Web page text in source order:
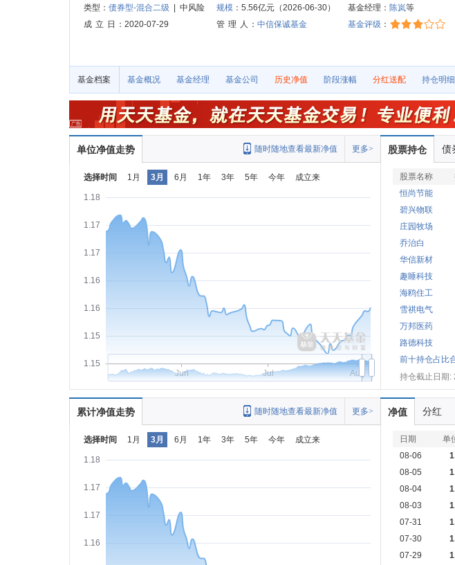
类型： 债券型-混合二级 | 中风险 规模：5.56亿元（2026-06-30） 基金经理： 陈岚等
成 立 日
：2020-07-29 管 理 人 ： 中信保诚基金 基金评级 ：
基金档案 基金概况 基金经理 基金公司 历史净值 阶段涨幅 分红送配 持仓明细
单位净值走势 更多>
随时随地查看最新净值
选择时间 1月 3月 6月 1年 3年 5年 今年 成立来
1.15
1.15
1.16
1.16
1.17
1.17
1.18
Jun Jul Aug
股票持仓 债
股票名称
恒尚节能
碧兴物联
庄园牧场
乔治白
华信新材
趣睡科技
海鸥住工
雪祺电气
万邦医药
路德科技
前十持仓占比
持仓截止日期:
累计净值走势 更多>
随时随地查看最新净值
选择时间 1月 3月 6月 1年 3年 5年 今年 成立来
1.16
1.17
1.17
1.18
净值 分红
日期 单
08-06
08-05
08-04
08-03
07-31
07-30
07-29